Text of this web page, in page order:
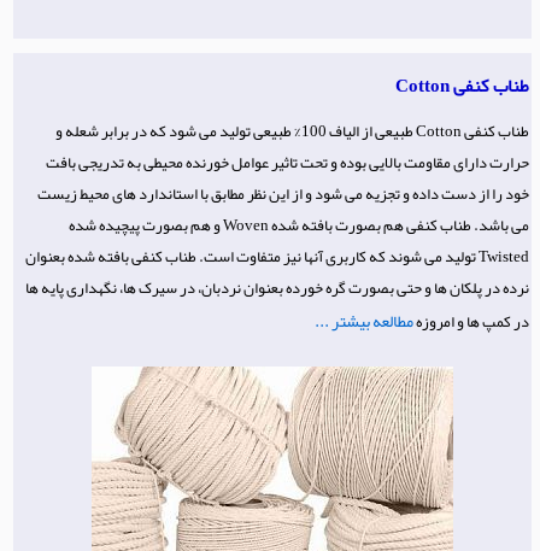
طناب کنفی Cotton
طناب کنفی Cotton طبیعی از الیاف 100% طبیعی تولید می شود که در برابر شعله و
حرارت دارای مقاومت بالایی بوده و تحت تاثیر عوامل خورنده محیطی به تدریجی بافت
خود را از دست داده و تجزیه می شود و از این نظر مطابق با استاندارد های محیط زیست
می باشد. طناب کنفی هم بصورت بافته شده Woven و هم بصورت پیچیده شده
Twisted تولید می شوند که کاربری آنها نیز متفاوت است. طناب کنفی بافته شده بعنوان
نرده در پلکان ها و حتی بصورت گره خورده بعنوان نردبان، در سیرک ها، نگهداری پایه ها
در کمپ ها و امروزهمطالعه بیشتر ...